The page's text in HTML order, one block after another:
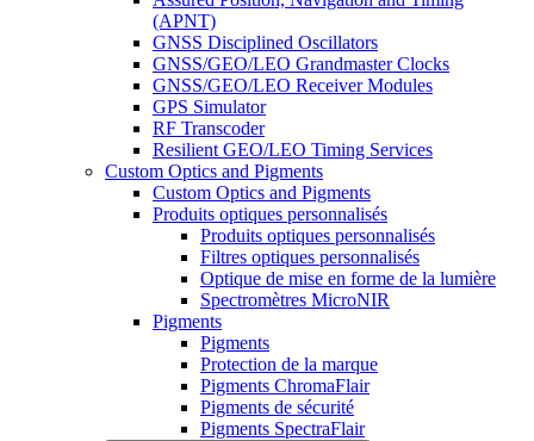
(APNT)
GNSS Disciplined Oscillators
GNSS/GEO/LEO Grandmaster Clocks
GNSS/GEO/LEO Receiver Modules
GPS Simulator
RF Transcoder
Resilient GEO/LEO Timing Services
Custom Optics and Pigments
Custom Optics and Pigments
Produits optiques personnalisés
Produits optiques personnalisés
Filtres optiques personnalisés
Optique de mise en forme de la lumière
Spectromètres MicroNIR
Pigments
Pigments
Protection de la marque
Pigments ChromaFlair
Pigments de sécurité
Pigments SpectraFlair